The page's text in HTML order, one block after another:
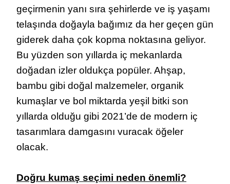
geçirmenin yanı sıra şehirlerde ve iş yaşamı
telaşında doğayla bağımız da her geçen gün
giderek daha çok kopma noktasına geliyor.
Bu yüzden son yıllarda iç mekanlarda
doğadan izler oldukça popüler. Ahşap,
bambu gibi doğal malzemeler, organik
kumaşlar ve bol miktarda yeşil bitki son
yıllarda olduğu gibi 2021’de de modern iç
tasarımlara damgasını vuracak öğeler
olacak.
Doğru kumaş seçimi neden önemli?